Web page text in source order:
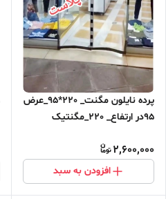
پرده نایلون مگنت_ 220*95_عرض
95در ارتفاع_ 220_مگنتیک
2,600,000
افزودن به سبد